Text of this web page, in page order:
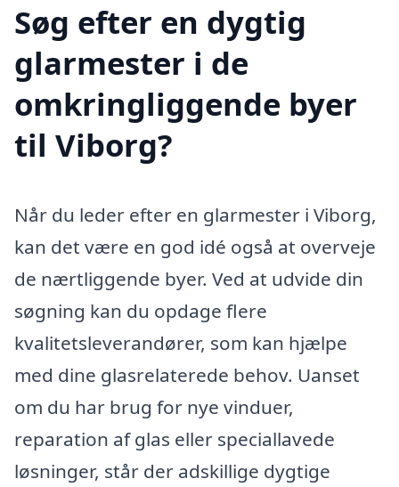
Søg efter en dygtig
glarmester i de
omkringliggende byer
til Viborg?
Når du leder efter en glarmester i Viborg,
kan det være en god idé også at overveje
de nærtliggende byer. Ved at udvide din
søgning kan du opdage flere
kvalitetsleverandører, som kan hjælpe
med dine glasrelaterede behov. Uanset
om du har brug for nye vinduer,
reparation af glas eller speciallavede
løsninger, står der adskillige dygtige